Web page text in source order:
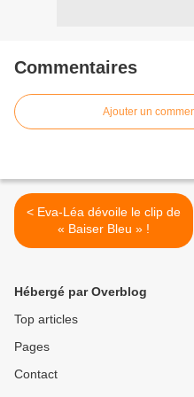
Commentaires
Ajouter un
< Eva-Léa dévoile le clip de
« Baiser Bleu » !
Hébergé par Overblog
Top articles
Pages
Contact